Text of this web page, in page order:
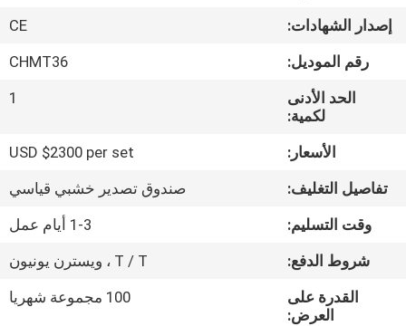
معلومات
جولة
المصنع
مراقبة
الجودة
اتصل
إصدار الشهادات:
CE
رقم الموديل:
CHMT36
الحد الأدنى
لكمية:
1
الأسعار:
USD $2300 per set
تفاصيل التغليف:
صندوق تصدير خشبي قياسي
وقت التسليم:
1-3 أيام عمل
شروط الدفع:
T / T ، ويسترن يونيون
القدرة على
العرض:
100 مجموعة شهريا